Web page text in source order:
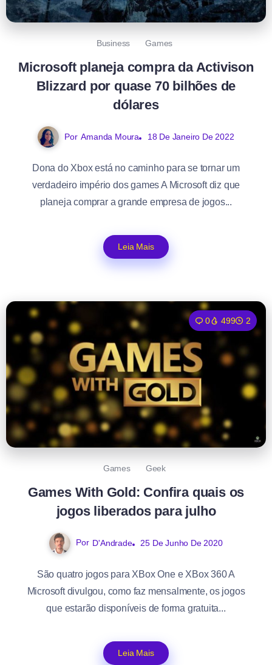
Business Games
Microsoft planeja compra da Activison
Blizzard por quase 70 bilhões de
dólares
Por Amanda Moura 18 De Janeiro De 2022
Dona do Xbox está no caminho para se tornar um
verdadeiro império dos games A Microsoft diz que
planeja comprar a grande empresa de jogos...
Leia Mais
0 499 2
Games Geek
Games With Gold: Confira quais os
jogos liberados para julho
Por D'Andrade 25 De Junho De 2020
São quatro jogos para XBox One e XBox 360 A
Microsoft divulgou, como faz mensalmente, os jogos
que estarão disponíveis de forma gratuita...
Leia Mais